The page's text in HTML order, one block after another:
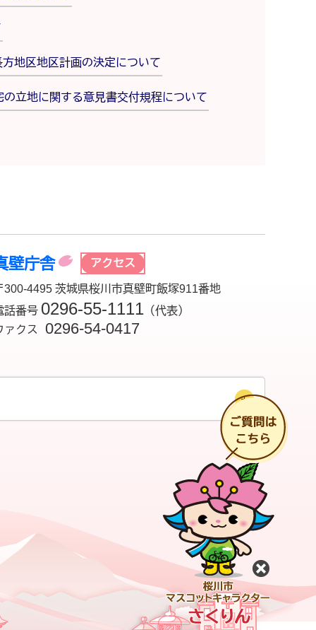
方地区地区計画の決定について
の立地に関する意見書交付規程について
壁庁舎 アクセス
300-4495 茨城県桜川市真壁町飯塚911番地
話番号 0296-55-1111 （代表）
ァクス
0296-54-0417